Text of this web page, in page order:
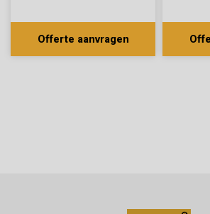
Offerte aanvragen